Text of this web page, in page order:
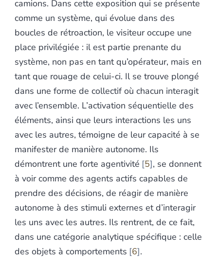
camions. Dans cette exposition qui se présente
comme un système, qui évolue dans des
boucles de rétroaction, le visiteur occupe une
place privilégiée : il est partie prenante du
système, non pas en tant qu’opérateur, mais en
tant que rouage de celui-ci. Il se trouve plongé
dans une forme de collectif où chacun interagit
avec l’ensemble. L’activation séquentielle des
éléments, ainsi que leurs interactions les uns
avec les autres, témoigne de leur capacité à se
manifester de manière autonome. Ils
démontrent une forte agentivité 5 , se donnent
à voir comme des agents actifs capables de
prendre des décisions, de réagir de manière
autonome à des stimuli externes et d’interagir
les uns avec les autres. Ils rentrent, de ce fait,
dans une catégorie analytique spécifique : celle
des objets à comportements 6 .